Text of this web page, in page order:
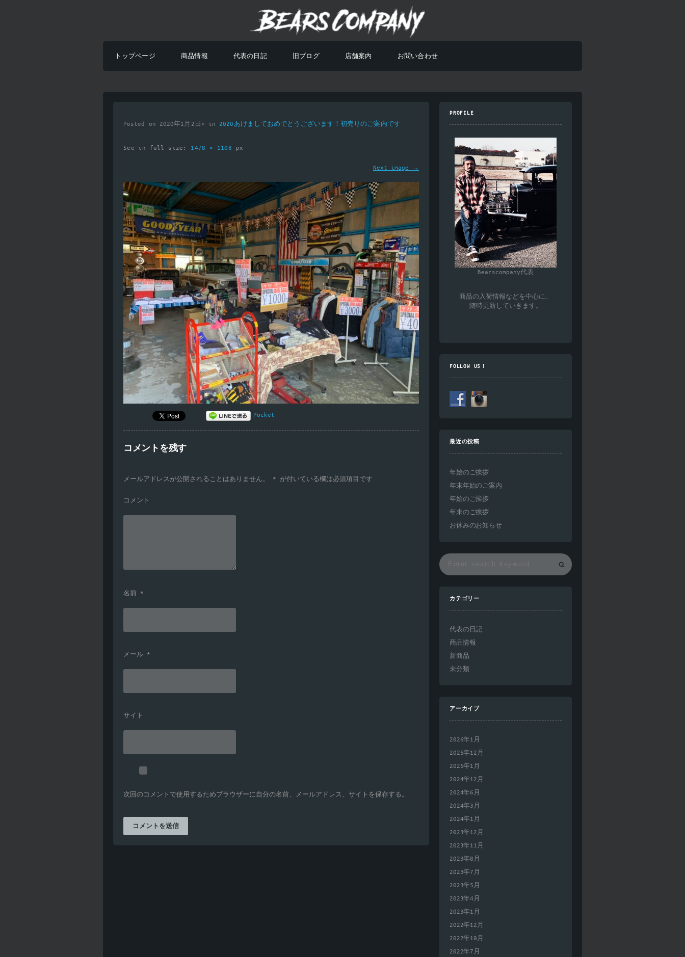
トップページ 商品情報 代表の日記 旧ブログ 店舗案内 お問い合わせ
Posted on 2020年1月2日< in 2020あけましておめでとうございます！初売りのご案内です
See in full size: 1478 × 1108 px
Next image →
Pocket
コメントを残す
メールアドレスが公開されることはありません。 * が付いている欄は必須項目です
コメント
名前 *
メール *
サイト
次回のコメントで使用するためブラウザーに自分の名前、メールアドレス、サイトを保存する。
PROFILE
Bearscompany代表
商品の入荷情報などを中心に、
随時更新していきます。
FOLLOW US！
最近の投稿
年始のご挨拶
年末年始のご案内
年始のご挨拶
年末のご挨拶
お休みのお知らせ
カテゴリー
代表の日記
商品情報
新商品
未分類
アーカイブ
2026年1月
2025年12月
2025年1月
2024年12月
2024年6月
2024年3月
2024年1月
2023年12月
2023年11月
2023年8月
2023年7月
2023年5月
2023年4月
2023年1月
2022年12月
2022年10月
2022年7月